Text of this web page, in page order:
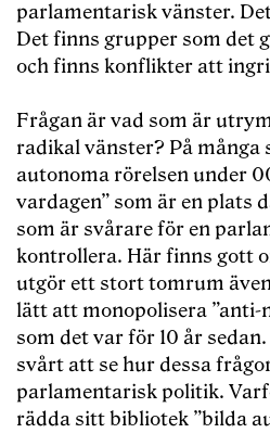
parlamentarisk vänster.
Det finns grupper som det
och finns konflikter att
Frågan är vad som är
radikal vänster? På många
autonoma rörelsen under
vardagen” som är en plats
som är svårare för en
kontrollera. Här finns gott
utgör ett stort tomrum
lätt att monopolisera ”anti-
som det var för 10 år
svårt att se hur dessa
parlamentarisk politik.
rädda sitt bibliotek ”bilda